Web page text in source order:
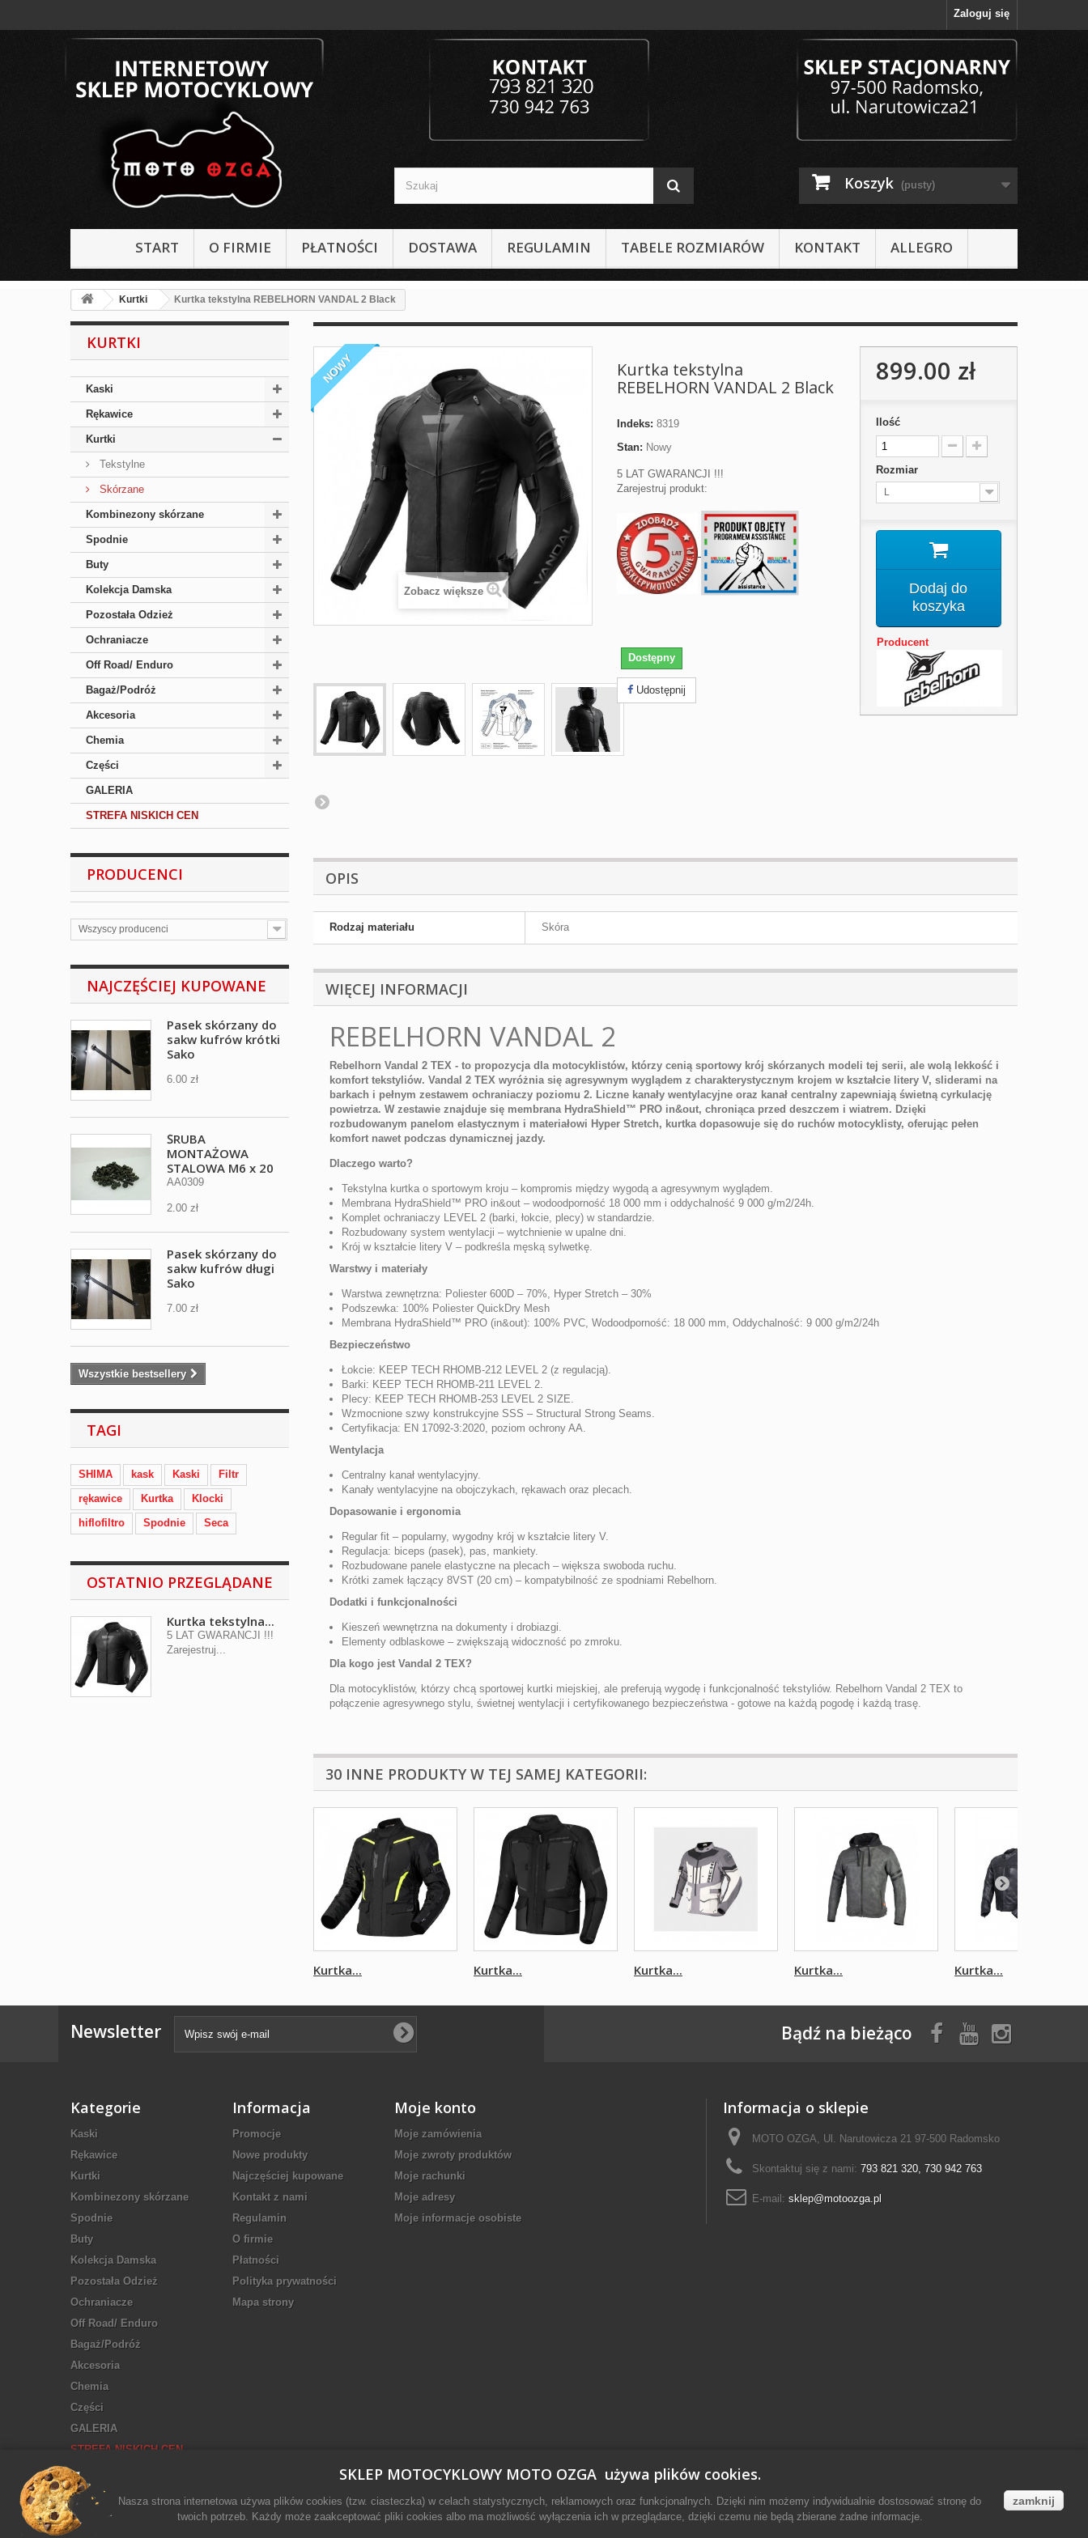
Zaloguj się
Koszyk (pusty)
START O FIRMIE PŁATNOŚCI DOSTAWA REGULAMIN TABELE ROZMIARÓW KONTAKT ALLEGRO
Kurtki Kurtka tekstylna REBELHORN VANDAL 2 Black
KURTKI
Kaski
Rękawice
Kurtki
Tekstylne
Skórzane
Kombinezony skórzane
Spodnie
Buty
Kolekcja Damska
Pozostała Odzież
Ochraniacze
Off Road/ Enduro
Bagaż/Podróż
Akcesoria
Chemia
Części
GALERIA
STREFA NISKICH CEN
PRODUCENCI
Wszyscy producenci
NAJCZĘŚCIEJ KUPOWANE
Pasek skórzany do
sakw kufrów krótki
Sako
6.00 zł
ŚRUBA
MONTAŻOWA
STALOWA M6 x 20
AA0309
2.00 zł
Pasek skórzany do
sakw kufrów długi
Sako
7.00 zł
Wszystkie bestsellery
TAGI
SHIMA kask Kaski
Filtr
rękawice
Kurtka
Klocki
hiflofiltro
Spodnie Seca
OSTATNIO PRZEGLĄDANE
Kurtka tekstylna...
5 LAT GWARANCJI !!!
Zarejestruj...
NOWY
Zobacz większe
Kurtka tekstylna
REBELHORN VANDAL 2 Black
Indeks: 8319
Stan: Nowy
5 LAT GWARANCJI !!!
Zarejestruj produkt:
Dostępny
Udostępnij
899.00 zł
Ilość
Rozmiar
L
Dodaj do
koszyka
Producent
OPIS
Rodzaj materiału Skóra
WIĘCEJ INFORMACJI
REBELHORN VANDAL 2
Rebelhorn Vandal 2 TEX - to propozycja dla motocyklistów, którzy cenią sportowy krój skórzanych modeli tej serii, ale wolą lekkość i
komfort tekstyliów. Vandal 2 TEX wyróżnia się agresywnym wyglądem z charakterystycznym krojem w kształcie litery V, sliderami na
barkach i pełnym zestawem ochraniaczy poziomu 2. Liczne kanały wentylacyjne oraz kanał centralny zapewniają świetną cyrkulację
powietrza. W zestawie znajduje się membrana HydraShield™ PRO in&out, chroniąca przed deszczem i wiatrem. Dzięki
rozbudowanym panelom elastycznym i materiałowi Hyper Stretch, kurtka dopasowuje się do ruchów motocyklisty, oferując pełen
komfort nawet podczas dynamicznej jazdy.
Dlaczego warto?
Tekstylna kurtka o sportowym kroju – kompromis między wygodą a agresywnym wyglądem.
Membrana HydraShield™ PRO in&out – wodoodporność 18 000 mm i oddychalność 9 000 g/m2/24h.
Komplet ochraniaczy LEVEL 2 (barki, łokcie, plecy) w standardzie.
Rozbudowany system wentylacji – wytchnienie w upalne dni.
Krój w kształcie litery V – podkreśla męską sylwetkę.
Warstwy i materiały
Warstwa zewnętrzna: Poliester 600D – 70%, Hyper Stretch – 30%
Podszewka: 100% Poliester QuickDry Mesh
Membrana HydraShield™ PRO (in&out): 100% PVC, Wodoodporność: 18 000 mm, Oddychalność: 9 000 g/m2/24h
Bezpieczeństwo
Łokcie: KEEP TECH RHOMB-212 LEVEL 2 (z regulacją).
Barki: KEEP TECH RHOMB-211 LEVEL 2.
Plecy: KEEP TECH RHOMB-253 LEVEL 2 SIZE.
Wzmocnione szwy konstrukcyjne SSS – Structural Strong Seams.
Certyfikacja: EN 17092-3:2020, poziom ochrony AA.
Wentylacja
Centralny kanał wentylacyjny.
Kanały wentylacyjne na obojczykach, rękawach oraz plecach.
Dopasowanie i ergonomia
Regular fit – popularny, wygodny krój w kształcie litery V.
Regulacja: biceps (pasek), pas, mankiety.
Rozbudowane panele elastyczne na plecach – większa swoboda ruchu.
Krótki zamek łączący 8VST (20 cm) – kompatybilność ze spodniami Rebelhorn.
Dodatki i funkcjonalności
Kieszeń wewnętrzna na dokumenty i drobiazgi.
Elementy odblaskowe – zwiększają widoczność po zmroku.
Dla kogo jest Vandal 2 TEX?
Dla motocyklistów, którzy chcą sportowej kurtki miejskiej, ale preferują wygodę i funkcjonalność tekstyliów. Rebelhorn Vandal 2 TEX to
połączenie agresywnego stylu, świetnej wentylacji i certyfikowanego bezpieczeństwa - gotowe na każdą pogodę i każdą trasę.
30 INNE PRODUKTY W TEJ SAMEJ KATEGORII:
Kurtka... Kurtka... Kurtka... Kurtka... Kurtka...
Newsletter Bądź na bieżąco
Kategorie
Kaski
Rękawice
Kurtki
Kombinezony skórzane
Spodnie
Buty
Kolekcja Damska
Pozostała Odzież
Ochraniacze
Off Road/ Enduro
Bagaż/Podróż
Akcesoria
Chemia
Części
GALERIA
STREFA NISKICH CEN
Informacja
Promocje
Nowe produkty
Najczęściej kupowane
Kontakt z nami
Regulamin
O firmie
Płatności
Polityka prywatności
Mapa strony
Moje konto
Moje zamówienia
Moje zwroty produktów
Moje rachunki
Moje adresy
Moje informacje osobiste
Informacja o sklepie
MOTO OZGA, Ul. Narutowicza 21 97-500 Radomsko
Skontaktuj się z nami: 793 821 320, 730 942 763
E-mail: sklep@motoozga.pl
SKLEP MOTOCYKLOWY MOTO OZGA używa plików cookies.
Nasza strona internetowa używa plików cookies (tzw. ciasteczka) w celach statystycznych, reklamowych oraz funkcjonalnych. Dzięki nim możemy indywidualnie dostosować stronę do
twoich potrzeb. Każdy może zaakceptować pliki cookies albo ma możliwość wyłączenia ich w przeglądarce, dzięki czemu nie będą zbierane żadne informacje.
zamknij